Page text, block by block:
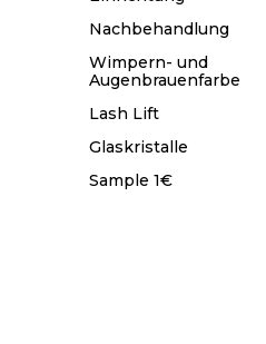
Nachbehandlung
Wimpern- und
Augenbrauenfarbe
Lash Lift
Glaskristalle
Sample 1€